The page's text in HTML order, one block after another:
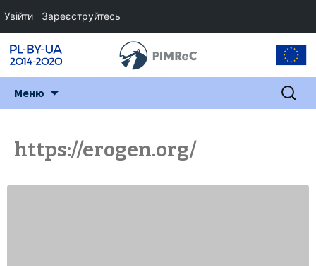
Меню Пошук:
https://erogen.org/
Увійти Зареєструйтесь